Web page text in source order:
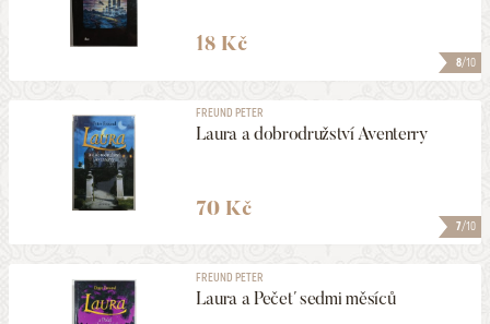
8/10
18 Kč
7/10
FREUND PETER
Laura a dobrodružství Aventerry
70 Kč
FREUND PETER
Laura a Pečeť sedmi měsíců